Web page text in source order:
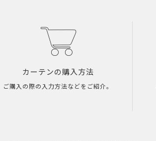
カーテンの購入方法
ご購入の際の入力方法などをご紹介。